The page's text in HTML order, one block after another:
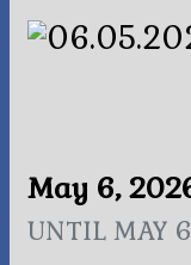
May 6,
UNTIL MAY